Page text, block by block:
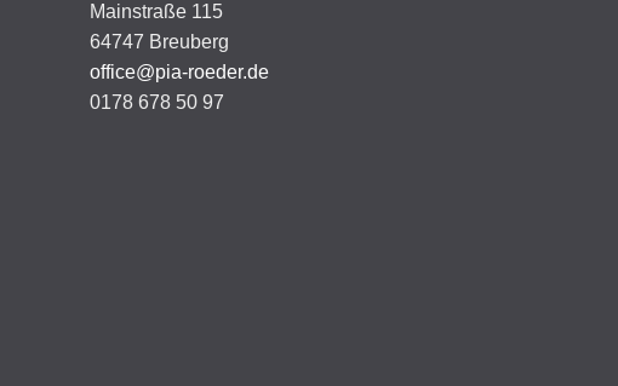
Mainstraße 115
64747 Breuberg
office@pia-roeder.de
0178 678 50 97